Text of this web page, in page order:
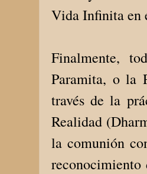
Vida Infinita en
Finalmente,
Paramita, o la
través de la
Realidad
la comunión